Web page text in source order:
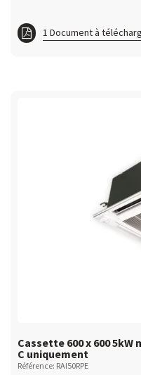
1 Document à
Cassette 600 x 600
C uniquement
Référence: RAI50RPE